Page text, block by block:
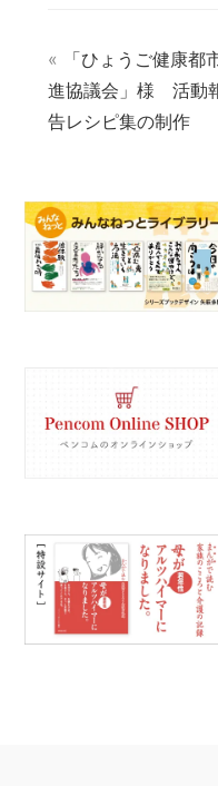
«
「ひょうご健康都
進協議会」様 活動
告レシピ集の制作